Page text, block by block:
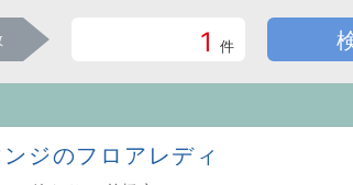
1 件
ンジのフロアレディ